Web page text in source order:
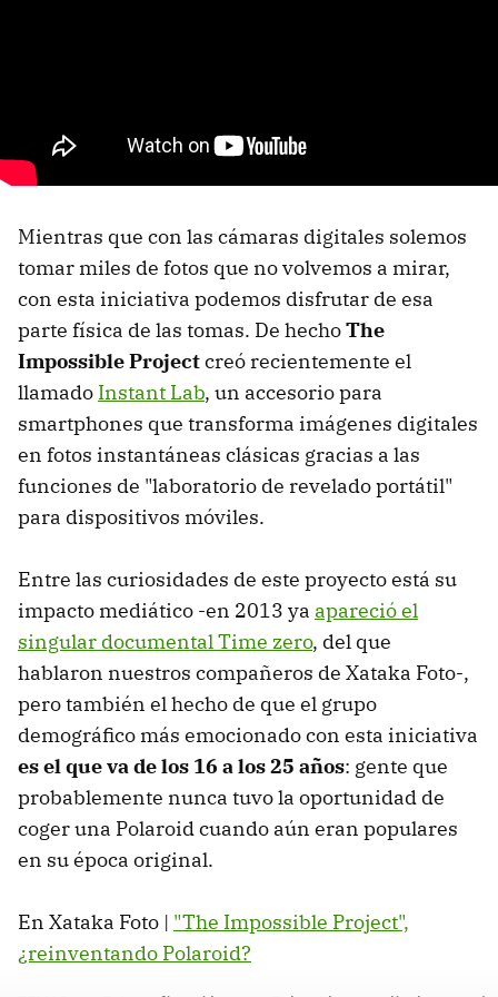
Mientras que con las cámaras digitales solemos
tomar miles de fotos que no volvemos a mirar,
con esta iniciativa podemos disfrutar de esa
parte física de las tomas. De hechoThe
Impossible Projectcreó recientemente el
llamado Instant Lab, un accesorio para
smartphones que transforma imágenes digitales
en fotos instantáneas clásicas gracias a las
funciones de "laboratorio de revelado portátil"
para dispositivos móviles.
Entre las curiosidades de este proyecto está su
impacto mediático -en 2013 ya apareció el
singular documental Time zero, del que
hablaron nuestros compañeros de Xataka Foto-,
pero también el hecho de que el grupo
demográfico más emocionado con esta iniciativa
es el que va de los 16 a los 25 años: gente que
probablemente nunca tuvo la oportunidad de
coger una Polaroid cuando aún eran populares
en su época original.
En Xataka Foto | "The Impossible Project",
¿reinventando Polaroid?